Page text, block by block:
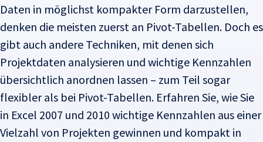
Daten in möglichst kompakter Form darzustellen,
denken die meisten zuerst an Pivot-Tabellen. Doch es
gibt auch andere Techniken, mit denen sich
Projektdaten analysieren und wichtige Kennzahlen
übersichtlich anordnen lassen – zum Teil sogar
flexibler als bei Pivot-Tabellen. Erfahren Sie, wie Sie
in Excel 2007 und 2010 wichtige Kennzahlen aus einer
Vielzahl von Projekten gewinnen und kompakt in